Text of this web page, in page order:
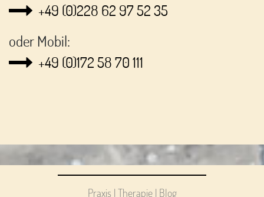
+49 (0)228 62 97 52 35
oder Mobil:
+49 (0)172 58 70 111
Praxis | Therapie| Blog